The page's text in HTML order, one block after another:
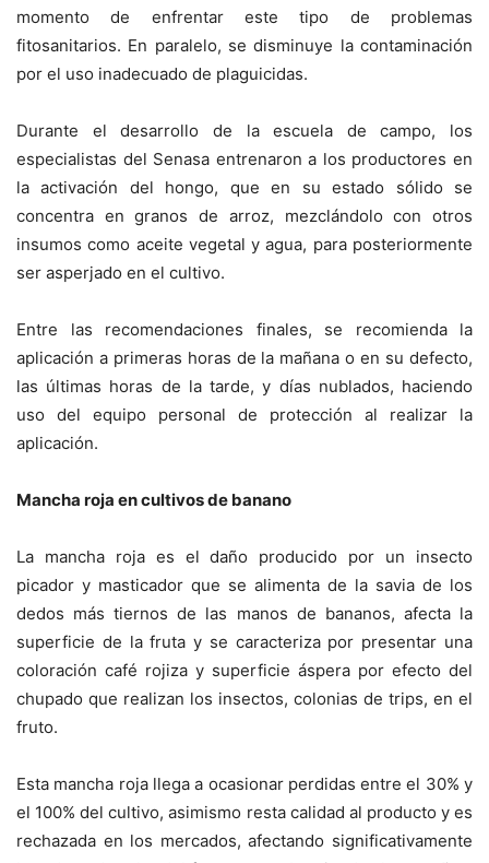
momento de enfrentar este tipo de problemas
fitosanitarios. En paralelo, se disminuye la contaminación
por el uso inadecuado de plaguicidas.
Durante el desarrollo de la escuela de campo, los
especialistas del Senasa entrenaron a los productores en
la activación del hongo, que en su estado sólido se
concentra en granos de arroz, mezclándolo con otros
insumos como aceite vegetal y agua, para posteriormente
ser asperjado en el cultivo.
Entre las recomendaciones finales, se recomienda la
aplicación a primeras horas de la mañana o en su defecto,
las últimas horas de la tarde, y días nublados, haciendo
uso del equipo personal de protección al realizar la
aplicación.
Mancha roja en cultivos de banano
La mancha roja es el daño producido por un insecto
picador y masticador que se alimenta de la savia de los
dedos más tiernos de las manos de bananos, afecta la
superficie de la fruta y se caracteriza por presentar una
coloración café rojiza y superficie áspera por efecto del
chupado que realizan los insectos, colonias de trips, en el
fruto.
Esta mancha roja llega a ocasionar perdidas entre el 30% y
el 100% del cultivo, asimismo resta calidad al producto y es
rechazada en los mercados, afectando significativamente